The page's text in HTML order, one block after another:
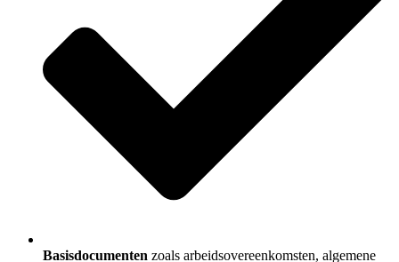
Basisdocumenten zoals arbeidsovereenkomsten, algemene